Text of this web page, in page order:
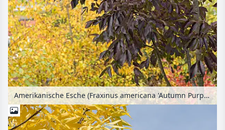
Amerikanische Esche (Fraxinus americana 'Autumn Purple')